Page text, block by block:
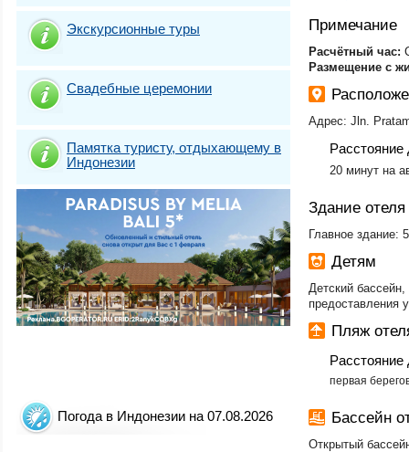
Экскурсионные туры
Свадебные церемонии
Памятка туристу, отдыхающему в
Индонезии
Погода в Индонезии на 07.08.2026
Примечание
​Расчётный час:
Размещение с
Адрес: Jln.
Расстояние
​20 минут на
Здание отеля
Главное здание:
Детям
Детский
предоставления
Пляж
первая
Бассейн
Открытый